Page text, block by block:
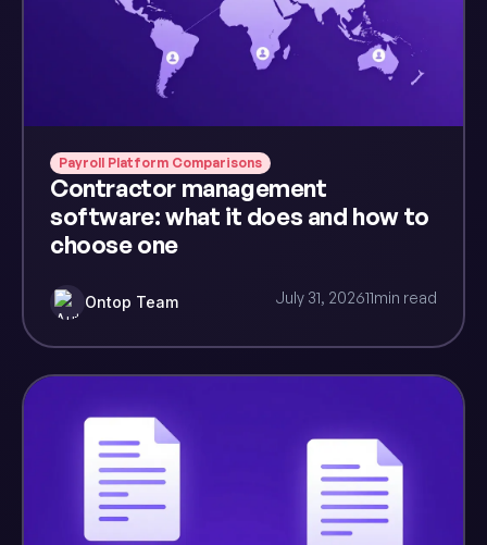
Payroll Platform Comparisons
Contractor management
software: what it does and how to
choose one
Ontop Team July 31, 202611min read